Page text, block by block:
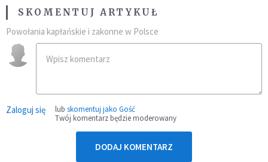
SKOMENTUJ ARTYKUŁ
Powołania kapłańskie i zakonne w Polsce
Zaloguj się lub skomentuj jako Gość
Twój komentarz będzie moderowany
DODAJ KOMENTARZ